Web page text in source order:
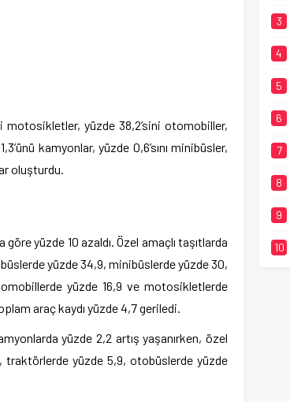
motosikletler, yüzde 38,2’sini otomobiller,
kamyonlar, yüzde 0,6’sını minibüsler,
oluşturdu.
göre yüzde 10 azaldı. Özel amaçlı taşıtlarda
yüzde 34,9, minibüslerde yüzde 30,
yüzde 16,9 ve motosikletlerde
araç kaydı yüzde 4,7 geriledi.
yüzde 2,2 artış yaşanırken, özel
traktörlerde yüzde 5,9, otobüslerde yüzde
3
4
5
6
7
8
9
10